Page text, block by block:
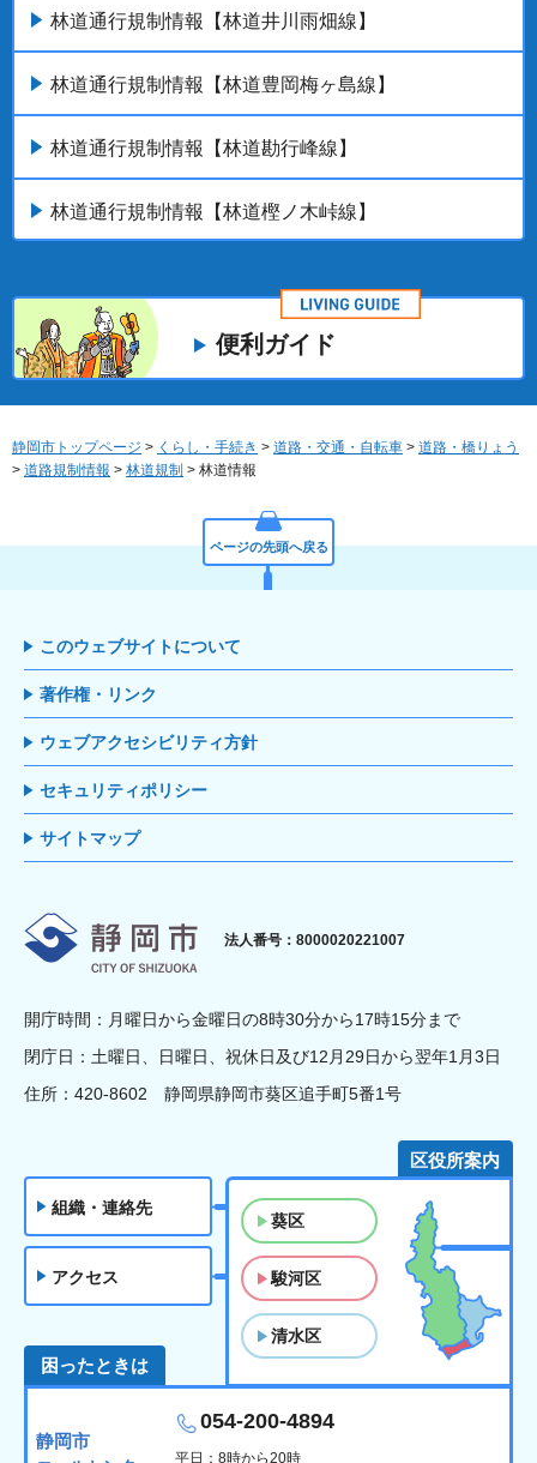
林道通行規制情報【林道井川雨畑線】
林道通行規制情報【林道豊岡梅ヶ島線】
林道通行規制情報【林道勘行峰線】
林道通行規制情報【林道樫ノ木峠線】
便利ガイド
静岡市トップページ > くらし・手続き > 道路・交通・自転車 > 道路・橋りょう
> 道路規制情報 > 林道規制 > 林道情報
ページの先頭へ戻る
このウェブサイトについて
著作権・リンク
ウェブアクセシビリティ方針
セキュリティポリシー
サイトマップ
静岡市
法人番号：8000020221007
開庁時間：月曜日から金曜日の8時30分から17時15分まで
閉庁日：土曜日、日曜日、祝休日及び12月29日から翌年1月3日
住所：420-8602 静岡県静岡市葵区追手町5番1号
組織・連絡先
アクセス
区役所案内
葵区
駿河区
清水区
困ったときは
静岡市
054-200-4894
平日：8時から20時